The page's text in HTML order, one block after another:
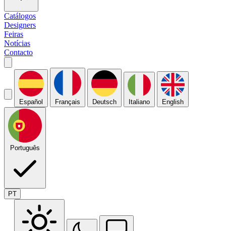
Catálogos
Designers
Feiras
Notícias
Contacto
Español Français Deutsch Italiano English
Português
PT